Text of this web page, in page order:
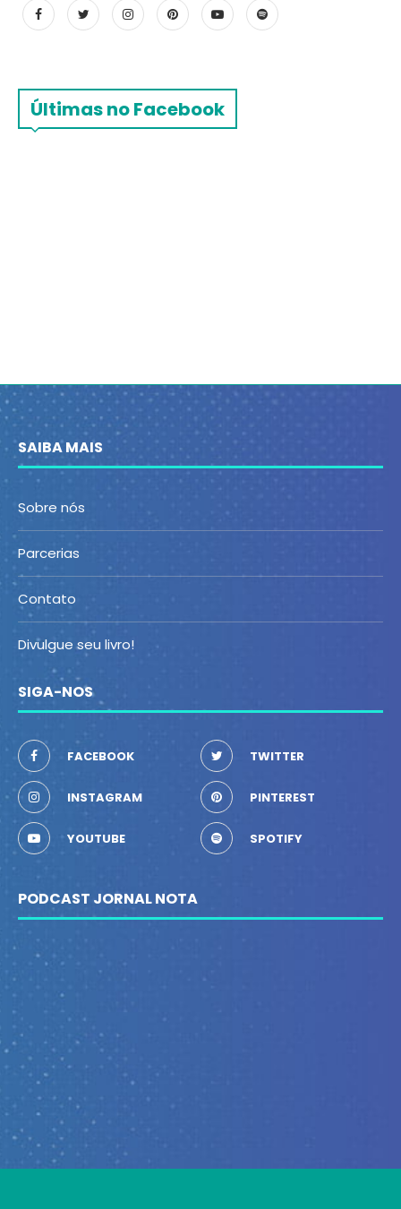
Últimas no Facebook
SAIBA MAIS
Sobre nós
Parcerias
Contato
Divulgue seu livro!
SIGA-NOS
FACEBOOK TWITTER
INSTAGRAM PINTEREST
YOUTUBE SPOTIFY
PODCAST JORNAL NOTA